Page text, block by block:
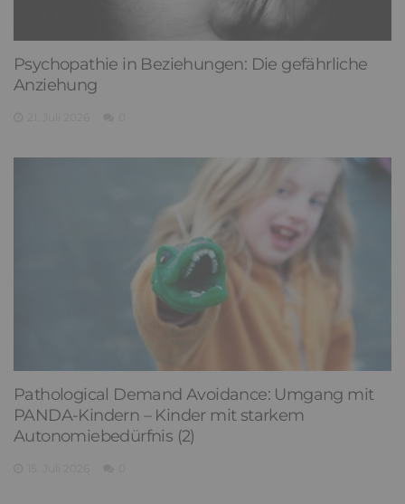
Psychopathie in Beziehungen: Die gefährliche
Anziehung
Pathological Demand Avoidance: Umgang mit
PANDA-Kindern – Kinder mit starkem
Autonomiebedürfnis (2)